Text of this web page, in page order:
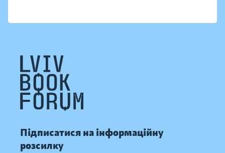
Підписатися на інформаційну
розсилку